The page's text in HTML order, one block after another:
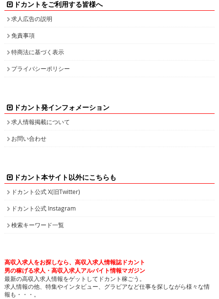
ドカントをご利用する皆様へ
求人広告の説明
免責事項
特商法に基づく表示
プライバシーポリシー
ドカント発インフォメーション
求人情報掲載について
お問い合わせ
ドカント本サイト以外にこちらも
ドカント公式 X(旧Twitter)
ドカント公式 Instagram
検索キーワード一覧
高収入求人をお探しなら、高収入求人情報誌ドカント
男の稼げる求人・高収入求人アルバイト情報マガジン
最新の高収入求人情報をゲットしてドカント稼ごう。
求人情報の他、特集やインタビュー、グラビアなど仕事を探しながら様々な情
報も・・・。